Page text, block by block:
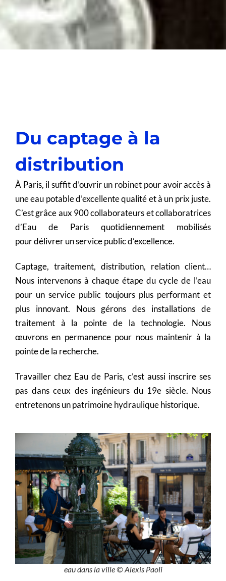
Du captage à la
distribution
À Paris, il suffit d’ouvrir un robinet pour avoir accès à
une eau potable d’excellente qualité et à un prix juste.
C’est grâce aux 900 collaborateurs et collaboratrices
d’Eau de Paris quotidiennement mobilisés
pour délivrer un service public d’excellence.
Captage, traitement, distribution, relation client…
Nous intervenons à chaque étape du cycle de l’eau
pour un service public toujours plus performant et
plus innovant. Nous gérons des installations de
traitement à la pointe de la technologie. Nous
œuvrons en permanence pour nous maintenir à la
pointe de la recherche.
Travailler chez Eau de Paris, c’est aussi inscrire ses
pas dans ceux des ingénieurs du 19e siècle. Nous
entretenons un patrimoine hydraulique historique.
eau dans la ville © Alexis Paoli